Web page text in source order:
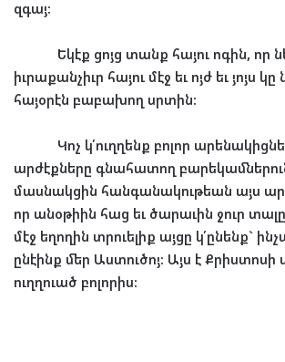
զգայ:
Եկէք ցոյց տանք հայու ոգին, որ
իւրաքանչիւր հայու մէջ եւ ոյժ եւ յոյս կը
հայօրէն բաբախող սրտին:
Կոչ կ՛ուղղենք բոլոր
արժէքները գնահատող
մասնակցին հանգանակութեան այս
որ անօթիին հաց եւ ծարաւին ջուր տալը
մէջ եղողին տրուելիք այցը կ՛ընենք`
ընէինք մեր Աստուծոյ: Այս է Քրիստոսի
ուղղուած բոլորիս: